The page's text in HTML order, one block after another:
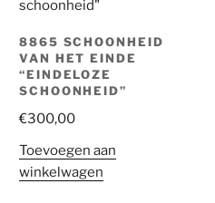
8865 SCHOONHEID
VAN HET EINDE
“EINDELOZE
SCHOONHEID”
€300,00
Toevoegen aan
winkelwagen